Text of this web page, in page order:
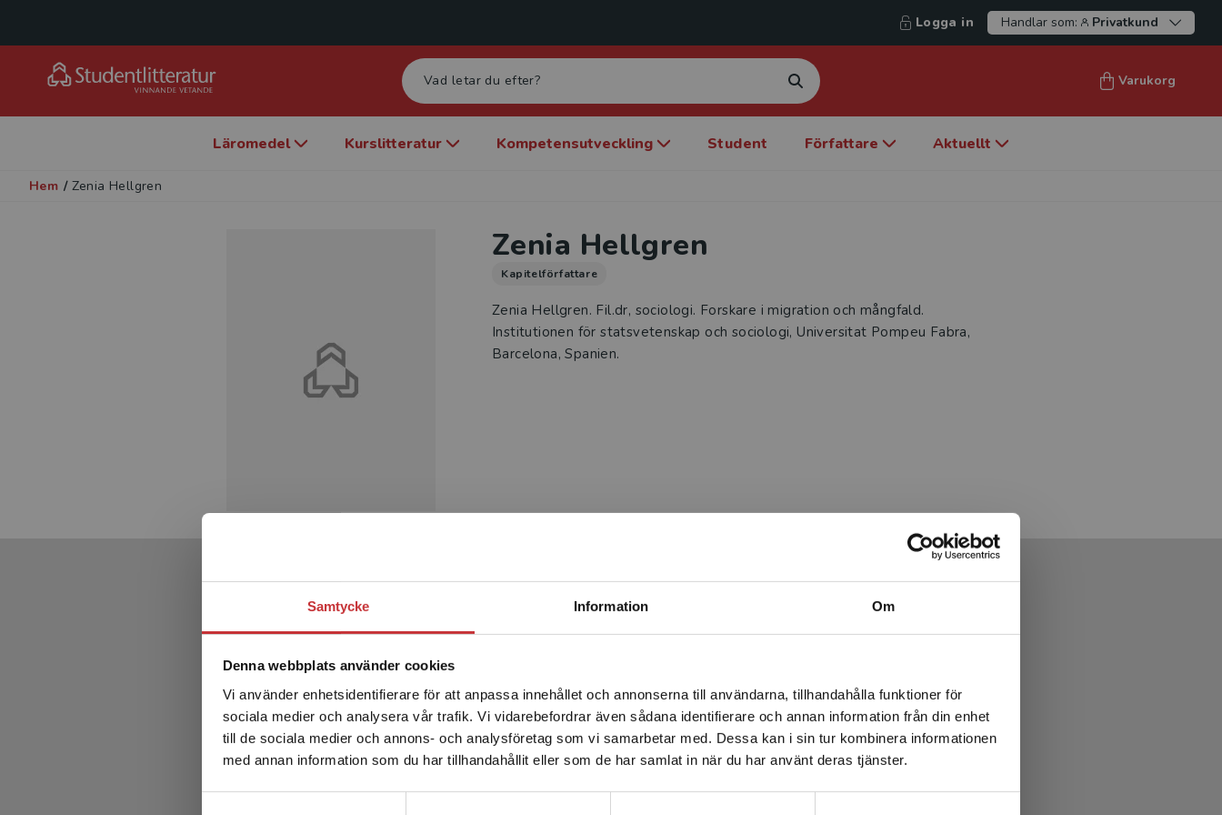
Samtycke Information Om
Denna webbplats använder cookies
Vi använder enhetsidentifierare för att anpassa innehållet och annonserna till användarna, tillhandahålla funktioner för
sociala medier och analysera vår trafik. Vi vidarebefordrar även sådana identifierare och annan information från din enhet
till de sociala medier och annons- och analysföretag som vi samarbetar med. Dessa kan i sin tur kombinera informationen
med annan information som du har tillhandahållit eller som de har samlat in när du har använt deras tjänster.
Begränsad fraktregion
Det verkar som att du besöker studentlitteratur.se via en
enhet utanför Sverige. Vi erbjuder inte leveranser utanför
Sverige. För att kunna slutföra ett köp måste
leveransadressen vara i Sverige.Läs mer
Logga in Handlar som: Privatkund
Varukorg
Läromedel Kurslitteratur Kompetensutveckling Student Författare Aktuellt
Hem / Zenia Hellgren
Zenia Hellgren
Kapitelförfattare
Zenia Hellgren. Fil.dr, sociologi. Forskare i migration och mångfald.
Institutionen för statsvetenskap och sociologi, Universitat Pompeu Fabra,
Barcelona, Spanien.
Produkter